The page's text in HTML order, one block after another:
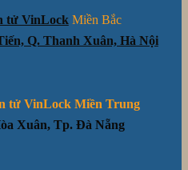
tử VinLock Miền Bắc
Q. Thanh Xuân, Hà Nội
tử VinLock Miền Trung
Xuân, Tp. Đà Nẵng